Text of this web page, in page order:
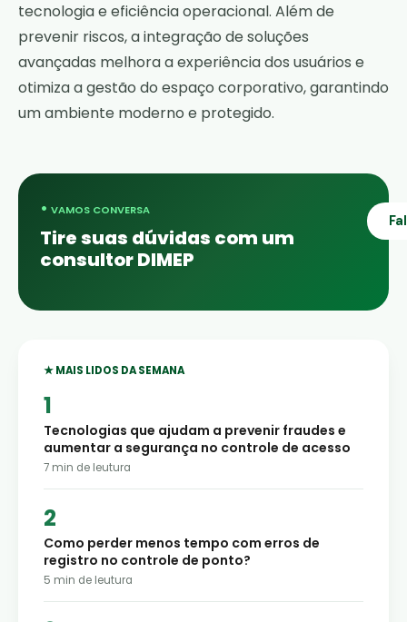
tecnologia e eficiência operacional. Além de
prevenir riscos, a integração de soluções
avançadas melhora a experiência dos usuários e
otimiza a gestão do espaço corporativo, garantindo
um ambiente moderno e protegido.
• VAMOS CONVERSA
Tire suas dúvidas com um
consultor DIMEP
★ MAIS LIDOS DA SEMANA
Tecnologias que ajudam a prevenir fraudes e
aumentar a segurança no controle de acesso
7 min de leutura
Como perder menos tempo com erros de
registro no controle de ponto?
5 min de leutura